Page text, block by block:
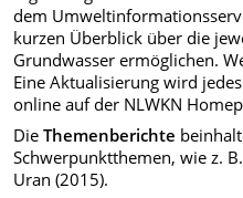
dem
kurzen Überblick über die
Grundwasser ermöglichen.
Eine Aktualisierung wird
online auf der NLWKN
DieThemenberichte
Schwerpunktthemen, wie z.
Uran (2015).